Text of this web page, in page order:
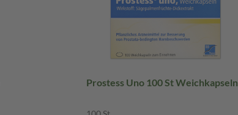
Prostess Uno 100 St Weichkapseln